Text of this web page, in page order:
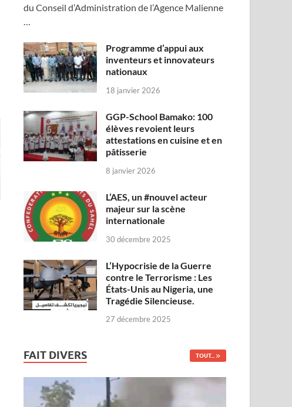
du Conseil d’Administration de l’Agence Malienne
…
Programme d’appui aux
inventeurs et innovateurs
nationaux
18 janvier 2026
GGP-School Bamako: 100
élèves revoient leurs
attestations en cuisine et en
pâtisserie
8 janvier 2026
L’AES, un #nouvel acteur
majeur sur la scène
internationale
30 décembre 2025
L’Hypocrisie de la Guerre
contre le Terrorisme : Les
États-Unis au Nigeria, une
Tragédie Silencieuse.
27 décembre 2025
FAIT DIVERS TOUT...